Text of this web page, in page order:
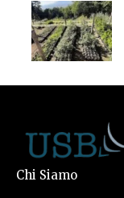
Chi Siamo